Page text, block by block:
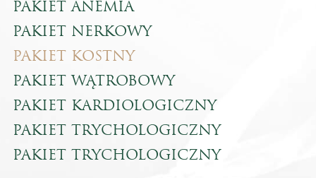
PAKIET ANEMIA
PAKIET NERKOWY
PAKIET KOSTNY
PAKIET WĄTROBOWY
PAKIET KARDIOLOGICZNY
PAKIET TRYCHOLOGICZNY
PAKIET TRYCHOLOGICZNY